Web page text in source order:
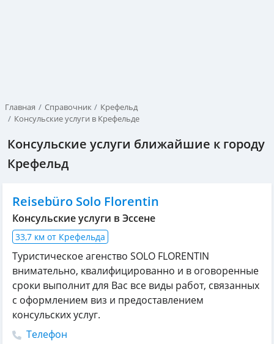
Главная Справочник
Крефельд
Консульские услуги в Крефельде
Консульские услуги ближайшие к городу
Крефельд
Reisebüro Solo Florentin
Консульские услуги в Эссене
33,7 км от Крефельда
Туристическое агенство SOLO FLORENTIN
внимательно, квалифицированно и в оговоренные
сроки выполнит для Вас все виды работ, связанных
с оформлением виз и предоставлением
консульских услуг.
Телефон